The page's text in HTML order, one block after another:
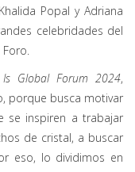
Popal y Adriana
celebridades del
Is Global Forum 2024,
porque busca motivar
se inspiren a trabajar
de cristal, a buscar
eso, lo dividimos en